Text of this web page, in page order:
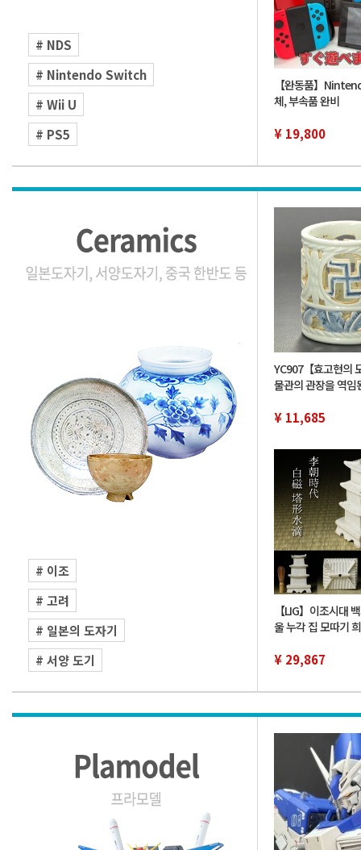
# NDS
# Nintendo Switch
# Wii U
# PS5
【완동품】
체, 부속품 완비
¥ 19,800
# 이조
# 고려
# 일본의 도자기
# 서양 도기
YC907【효고현의
물관의 관장을 역임
색 투필통 필립 서
¥ 11,685
【LIG】이조시대
울 누각 집 모따기
품 2607.870
¥ 29,867